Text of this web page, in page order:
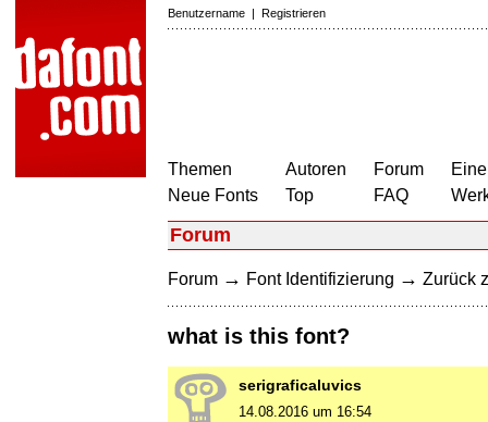
Benutzername | Registrieren
Themen
Neue Fonts
Autoren
Top
Forum
FAQ
Forum
Forum → Font Identifizierung → Zurück
what is this font?
serigraficaluvics
14.08.2016 um 16:54